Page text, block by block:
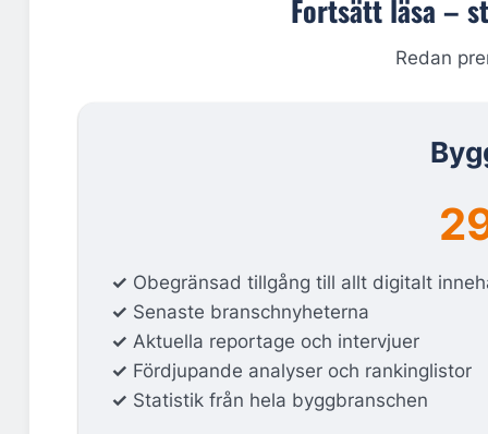
Fortsätt läsa –
Redan
✓ Obegränsad tillgång till allt digitalt
✓ Senaste branschnyheterna
✓ Aktuella reportage och intervjuer
✓ Fördjupande analyser och rankinglistor
✓ Statistik från hela byggbranschen